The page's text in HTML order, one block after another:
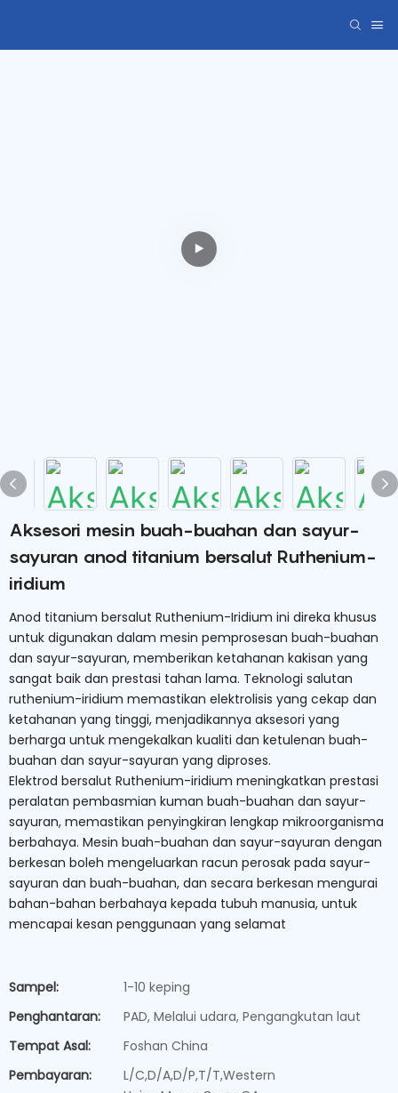
Aksesori mesin buah-buahan dan sayur-
sayuran anod titanium bersalut Ruthenium-
iridium
Anod titanium bersalut Ruthenium-Iridium ini direka khusus
untuk digunakan dalam mesin pemprosesan buah-buahan
dan sayur-sayuran, memberikan ketahanan kakisan yang
sangat baik dan prestasi tahan lama. Teknologi salutan
ruthenium-iridium memastikan elektrolisis yang cekap dan
ketahanan yang tinggi, menjadikannya aksesori yang
berharga untuk mengekalkan kualiti dan ketulenan buah-
buahan dan sayur-sayuran yang diproses.
Elektrod bersalut Ruthenium-iridium meningkatkan prestasi
peralatan pembasmian kuman buah-buahan dan sayur-
sayuran, memastikan penyingkiran lengkap mikroorganisma
berbahaya. Mesin buah-buahan dan sayur-sayuran dengan
berkesan boleh mengeluarkan racun perosak pada sayur-
sayuran dan buah-buahan, dan secara berkesan mengurai
bahan-bahan berbahaya kepada tubuh manusia, untuk
mencapai kesan penggunaan yang selamat
Sampel:
1-10 keping
Penghantaran:
PAD, Melalui udara, Pengangkutan laut
Tempat Asal:
Foshan China
Pembayaran:
L/C,D/A,D/P,T/T,Western